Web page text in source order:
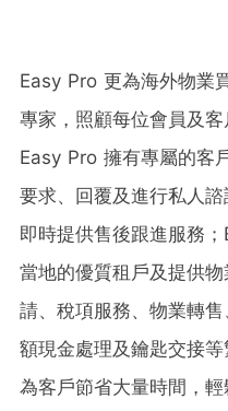
Easy Pro 更為海外物業
專家，照顧每位會員及客
Easy Pro 擁有專屬的客
要求、回覆及進行私人
即時提供售後跟進服務
當地的優質租戶及提供
請、稅項服務、物業轉
額現金處理及鑰匙交接
為客戶節省大量時間，